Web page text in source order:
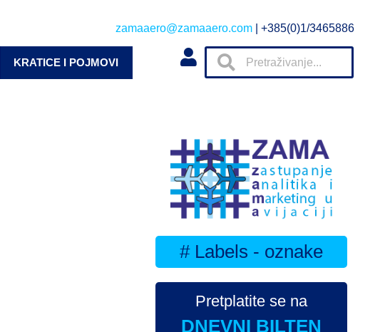
zamaaero@zamaaero.com | +385(0)1/3465886
KRATICE I POJMOVI
# Labels - oznake
Pretplatite se na
DNEVNI BILTEN